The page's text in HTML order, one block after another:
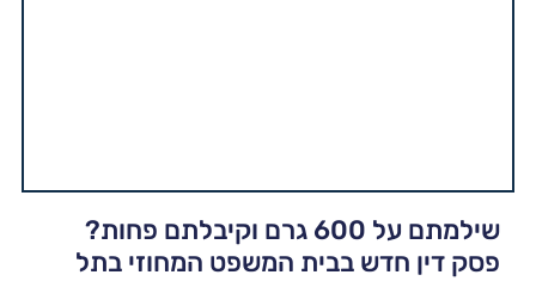
שילמתם על 600 גרם וקיבלתם פחות?
פסק דין חדש בבית המשפט המחוזי בתל